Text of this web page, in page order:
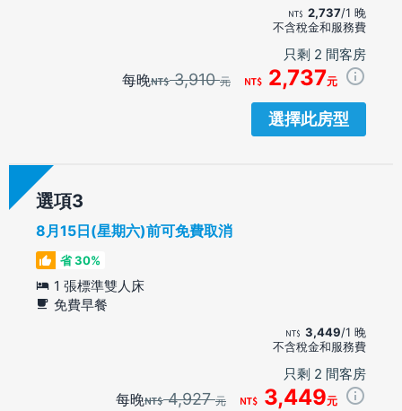
2,737/1 晚
不含稅金和服務費
只剩 2 間客房
每晚 3,910元 2,737元
選擇此房型
選項
8月15日(星期六)前可免費取消
省 30%
1 張標準雙人床
免費早餐
3,449/1 晚
不含稅金和服務費
只剩 2 間客房
每晚 4,927元 3,449元